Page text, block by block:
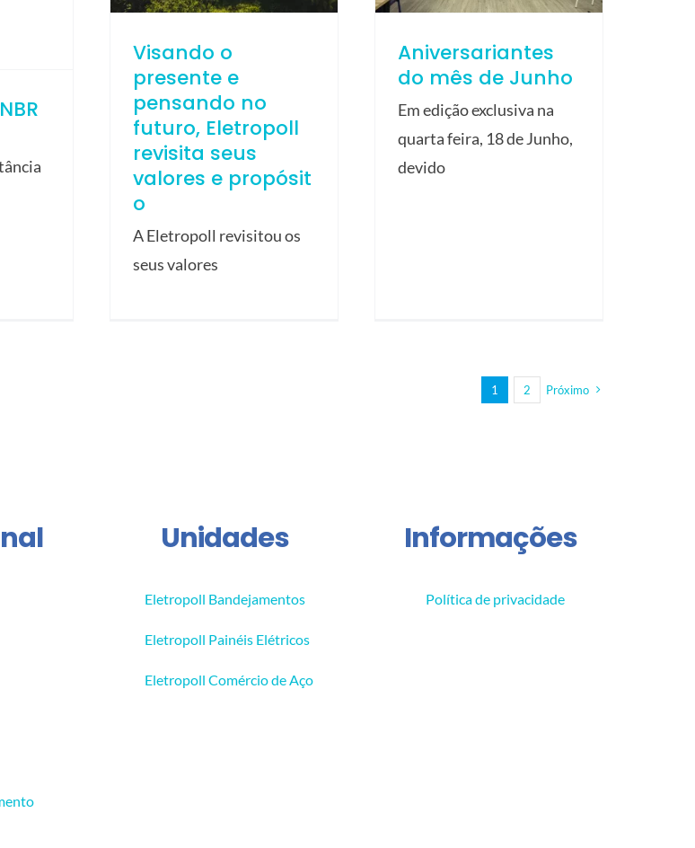
Visando o
presente e
pensando no
futuro, Eletropoll
revisita seus
valores e propósit
o
A Eletropoll revisitou os
seus valores
Aniversariantes
do mês de Junho
Em edição exclusiva na
quarta feira, 18 de Junho,
devido
1 2 Próximo
Unidades
Eletropoll Bandejamentos
Eletropoll Painéis Elétricos
Eletropoll Comércio de Aço
Informações
Política de privacidade